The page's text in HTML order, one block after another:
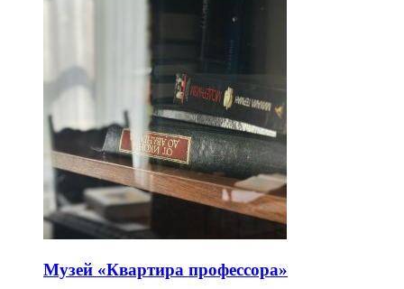
Музей «Квартира профессора»